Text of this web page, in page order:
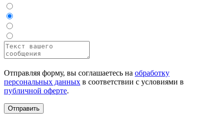
Отправляя форму, вы соглашаетесь на обработку
персональных данных в соответствии с условиями в
публичной оферте.
Отправить